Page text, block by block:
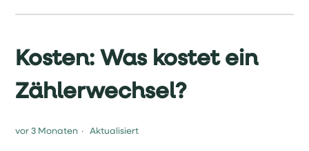
Kosten: Was kostet ein
Zählerwechsel?
vor 3 Monaten Aktualisiert